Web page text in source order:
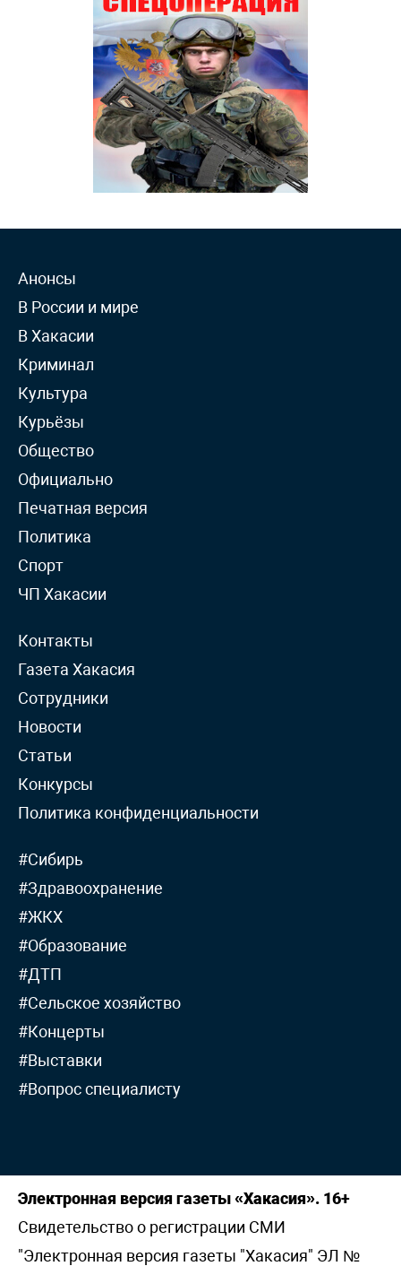
Анонсы
В России и мире
В Хакасии
Криминал
Культура
Курьёзы
Общество
Официально
Печатная версия
Политика
Спорт
ЧП Хакасии
Контакты
Газета Хакасия
Сотрудники
Новости
Статьи
Конкурсы
Политика конфиденциальности
#Сибирь
#Здравоохранение
#ЖКХ
#Образование
#ДТП
#Сельское хозяйство
#Концерты
#Выставки
#Вопрос специалисту
Электронная версия газеты «Хакасия». 16+
Свидетельство о регистрации СМИ
"Электронная версия газеты "Хакасия" ЭЛ №